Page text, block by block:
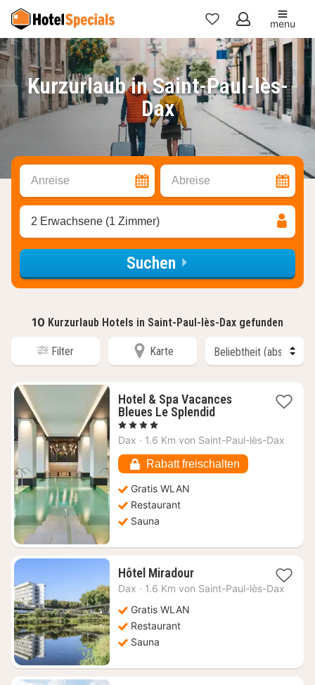
Meine
Favoriten
menu
Kurzurlaub in Saint-Paul-lès-
Dax
Anreise Abreise
2 Erwachsene (1 Zimmer)
Suchen
10 Kurzurlaub Hotels in Saint-Paul-lès-Dax gefunden
Filter Karte
Hotel & Spa Vacances
Bleues Le Splendid1
ab
€
, 4 Sterne
Dax · 1.6 Km von Saint-Paul-lès-Dax
Rabatt freischalten
Gratis WLAN
Restaurant
Sauna
Hôtel Miradour1
Nacht
Dax · 1.6 Km von Saint-Paul-lès-Dax
Gratis WLAN
Restaurant
Sauna